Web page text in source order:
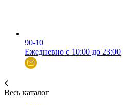
90-10
Ежедневно с 10:00 до 23:00
Весь каталог